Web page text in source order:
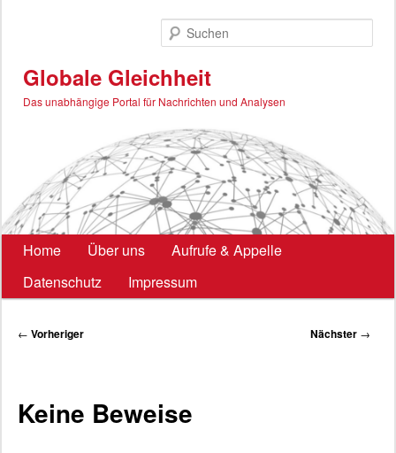
Globale Gleichheit
Das unabhängige Portal für Nachrichten und Analysen
Hauptmenü
Home Über uns
Aufrufe & Appelle
Datenschutz
Impressum
Beitragsnavigation
← Vorheriger Nächster →
Keine Beweise